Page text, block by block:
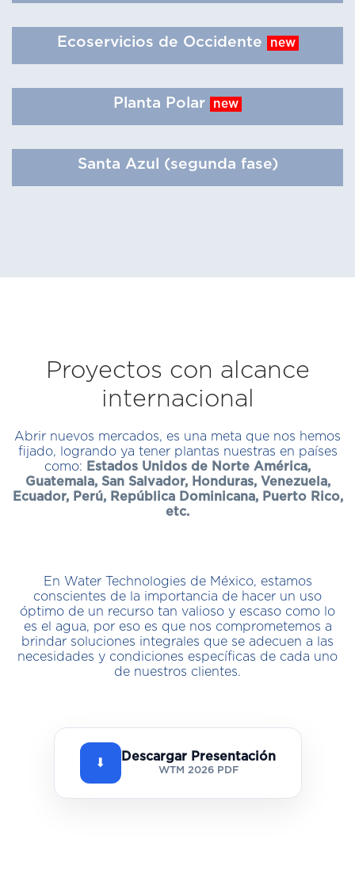
Ecoservicios de Occidente new
Planta Polar new
Santa Azul (segunda fase)
Proyectos con alcance
internacional
Abrir nuevos mercados, es una meta que nos hemos
fijado, logrando ya tener plantas nuestras en países
como:
Estados Unidos de Norte América,
Guatemala, San Salvador, Honduras, Venezuela,
Ecuador, Perú, República Dominicana, Puerto Rico,
etc.
En Water Technologies de México, estamos
conscientes de la importancia de hacer un uso
óptimo de un recurso tan valioso y escaso como lo
es el agua, por eso es que nos comprometemos a
brindar soluciones integrales que se adecuen a las
necesidades y condiciones específicas de cada uno
de nuestros clientes.
⬇ Descargar Presentación
WTM 2026 PDF